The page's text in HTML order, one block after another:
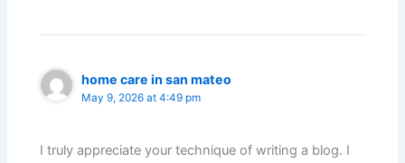
home care in san mateo
May 9, 2026 at 4:49 pm
I truly appreciate your technique of writing a blog. I